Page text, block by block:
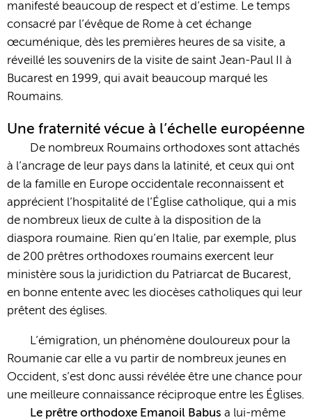
manifesté beaucoup de respect et d’estime. Le temps
consacré par l’évêque de Rome à cet échange
œcuménique, dès les premières heures de sa visite, a
réveillé les souvenirs de la visite de saint Jean-Paul II à
Bucarest en 1999, qui avait beaucoup marqué les
Roumains.
Une fraternité vécue à l’échelle européenne
De nombreux Roumains orthodoxes sont attachés
à l’ancrage de leur pays dans la latinité, et ceux qui ont
de la famille en Europe occidentale reconnaissent et
apprécient l’hospitalité de l’Église catholique, qui a mis
de nombreux lieux de culte à la disposition de la
diaspora roumaine. Rien qu’en Italie, par exemple, plus
de 200 prêtres orthodoxes roumains exercent leur
ministère sous la juridiction du Patriarcat de Bucarest,
en bonne entente avec les diocèses catholiques qui leur
prêtent des églises.
L’émigration, un phénomène douloureux pour la
Roumanie car elle a vu partir de nombreux jeunes en
Occident, s’est donc aussi révélée être une chance pour
une meilleure connaissance réciproque entre les Églises.
Le prêtre orthodoxe Emanoil Babusa lui-même